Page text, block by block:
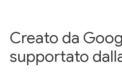
Creato da
supportato